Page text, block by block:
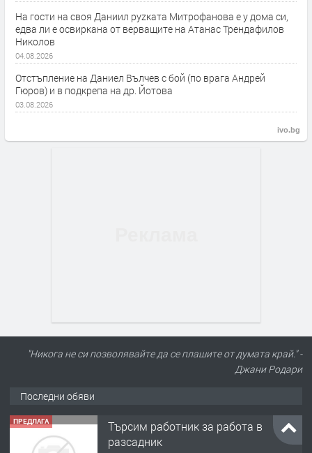
На гости на своя Даниил руzката Митрофанова е у дома си,
едва ли е освиркана от верващите на Атанас Трендафилов
Николов
04.08.2026
Отстъпление на Даниел Вълчев с бой (по врага Андрей
Гюров) и в подкрепа на др. Йотова
03.08.2026
ivo.bg
"Никога не си позволявайте да се плашите от думата край." -
Джани Родари
Последни обяви
ПРЕДЛАГА
Търсим работник за работа в
разсадник